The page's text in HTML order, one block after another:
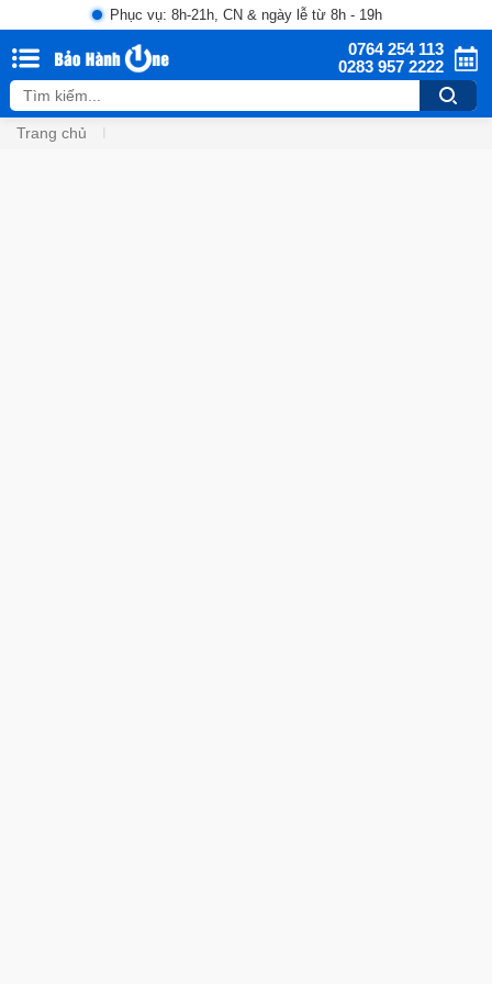
Phục vụ: 8h-21h, CN & ngày lễ từ 8h - 19h
0764 254 113
0283 957 2222
Trang chủ